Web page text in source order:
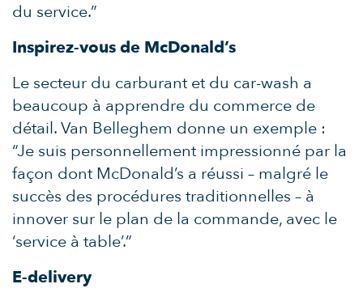
du service.”
Inspirez-vous de McDonald’s
Le secteur du carburant et du car-wash a
beaucoup à apprendre du commerce de
détail. Van Belleghem donne un exemple :
“Je suis personnellement impressionné par la
façon dont McDonald’s a réussi – malgré le
succès des procédures traditionnelles – à
innover sur le plan de la commande, avec le
‘service à table’.”
E-delivery